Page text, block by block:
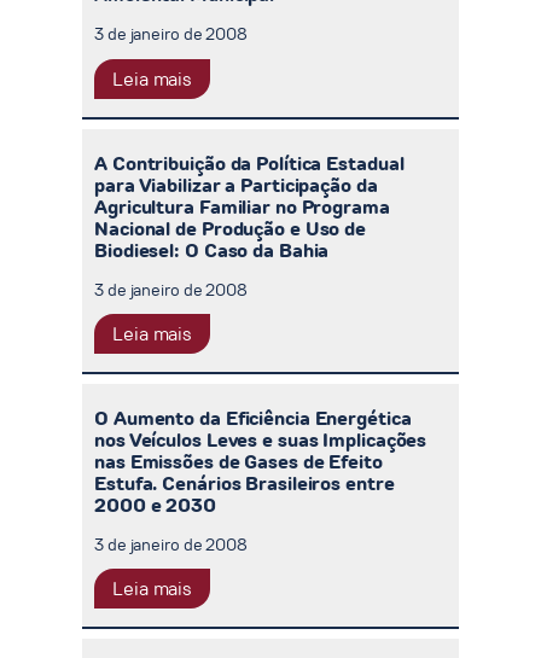
3 de janeiro de 2008
Leia mais
A Contribuição da Política Estadual
para Viabilizar a Participação da
Agricultura Familiar no Programa
Nacional de Produção e Uso de
Biodiesel: O Caso da Bahia
3 de janeiro de 2008
Leia mais
O Aumento da Eficiência Energética
nos Veículos Leves e suas Implicações
nas Emissões de Gases de Efeito
Estufa. Cenários Brasileiros entre
2000 e 2030
3 de janeiro de 2008
Leia mais